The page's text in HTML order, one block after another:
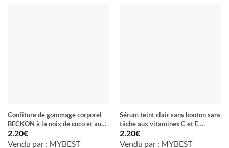
Confiture de gommage corporel
BECKON à la noix de coco et aux
exfoliants 100% naturels
2.20€
Vendu par : MYBEST
Sérum teint clair sans bouton sans
tâche aux vitamines C et E
LEMON CLEAR
2.20€
Vendu par : MYBEST